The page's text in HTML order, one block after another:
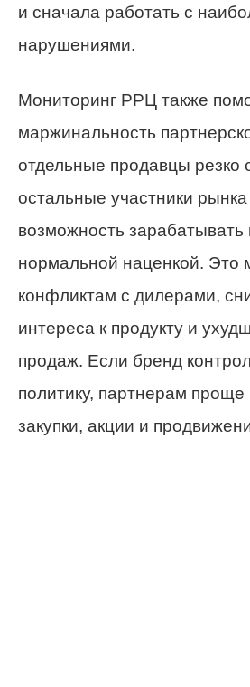
и сначала работать с
нарушениями.
Мониторинг РРЦ также
маржинальность
отдельные продавцы резко
остальные участники
возможность зарабатывать
нормальной наценкой. Это
конфликтам с дилерами,
интереса к продукту и
продаж. Если бренд
политику, партнерам проще
закупки, акции и